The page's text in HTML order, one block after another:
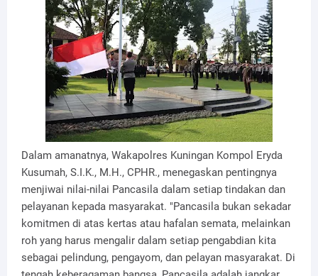
Dalam amanatnya, Wakapolres Kuningan Kompol Eryda
Kusumah, S.I.K., M.H., CPHR., menegaskan pentingnya
menjiwai nilai-nilai Pancasila dalam setiap tindakan dan
pelayanan kepada masyarakat. "Pancasila bukan sekadar
komitmen di atas kertas atau hafalan semata, melainkan
roh yang harus mengalir dalam setiap pengabdian kita
sebagai pelindung, pengayom, dan pelayan masyarakat. Di